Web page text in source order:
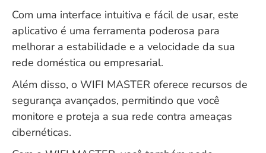
Com uma interface intuitiva e fácil de usar, este
aplicativo é uma ferramenta poderosa para
melhorar a estabilidade e a velocidade da sua
rede doméstica ou empresarial.
Além disso, o WIFI MASTER oferece recursos de
segurança avançados, permitindo que você
monitore e proteja a sua rede contra ameaças
cibernéticas.